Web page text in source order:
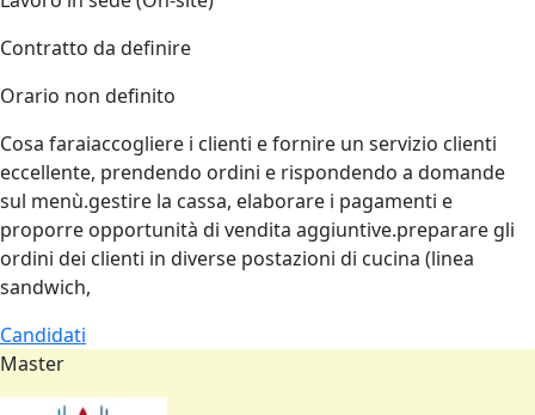
Contratto da definire
Orario non definito
Cosa faraiaccogliere i clienti e fornire un servizio clienti
eccellente, prendendo ordini e rispondendo a domande
sul menù.gestire la cassa, elaborare i pagamenti e
proporre opportunità di vendita aggiuntive.preparare gli
ordini dei clienti in diverse postazioni di cucina (linea
sandwich,
Candidati
Master